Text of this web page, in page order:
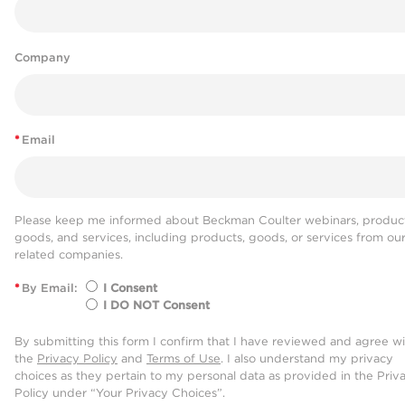
Company
* Email
Please keep me informed about Beckman Coulter webinars,
goods, and services, including products, goods, or services from our
related companies.
* By Email:
I Consent
I DO NOT Consent
By submitting this form I confirm that I have reviewed and agree
the Privacy Policy and Terms of Use. I also understand my privacy
choices as they pertain to my personal data as provided in the
Policy under “Your Privacy Choices”.